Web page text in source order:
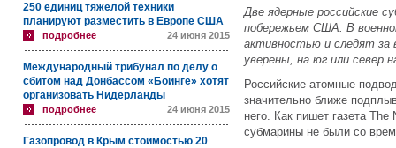
250 единиц тяжелой техники
планируют разместить в Европе США
подробнее 24 июня 2015
Международный трибунал по делу о
сбитом над Донбассом «Боинге» хотят
организовать Нидерланды
подробнее 24 июня 2015
Газопровод в Крым стоимостью 20
Две ядерные российские
побережьем США. В
активностью и следят за
уверены, на юг или север
Российские атомные
значительно ближе
него. Как пишет газета
субмарины не были со